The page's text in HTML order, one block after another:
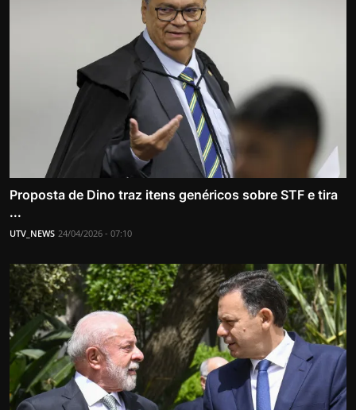
Proposta de Dino traz itens genéricos sobre STF e tira
...
UTV_NEWS 24/04/2026 - 07:10